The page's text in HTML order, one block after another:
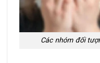
Các nhóm đối